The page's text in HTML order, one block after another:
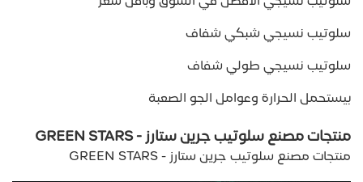
سلوتيب نسيجي شبكي شفاف
سلوتيب نسيجي طولي شفاف
بيستحمل الحرارة وعوامل الجو الصعبة
منتجات مصنع سلوتيب جرين ستارز - GREEN STARS
منتجات مصنع سلوتيب جرين ستارز - GREEN STARS